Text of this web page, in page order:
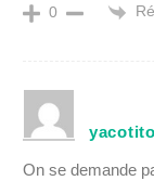
0
yacotito
On se demande